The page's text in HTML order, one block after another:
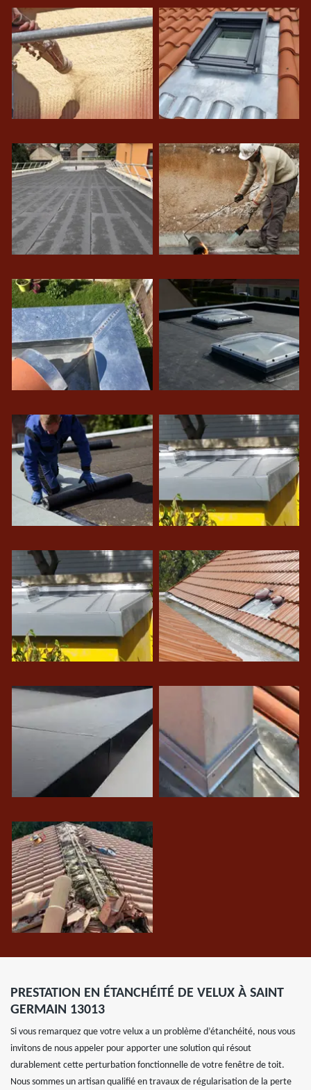
PRESTATION EN ÉTANCHÉITÉ DE VELUX À SAINT
GERMAIN 13013
Si vous remarquez que votre velux a un problème d’étanchéité, nous vous
invitons de nous appeler pour apporter une solution qui résout
durablement cette perturbation fonctionnelle de votre fenêtre de toit.
Nous sommes un artisan qualifié en travaux de régularisation de la perte